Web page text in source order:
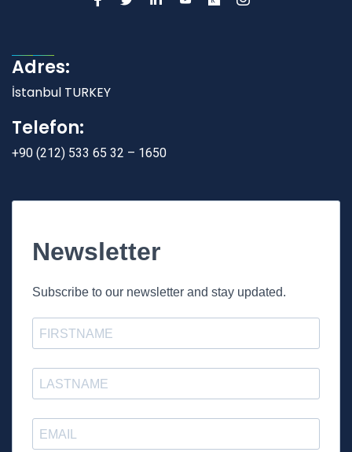
Adres:
İstanbul TURKEY
Telefon:
+90 (212) 533 65 32 – 1650
Newsletter
Subscribe to our newsletter and stay updated.